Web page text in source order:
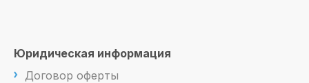
Юридическая информация
Договор оферты